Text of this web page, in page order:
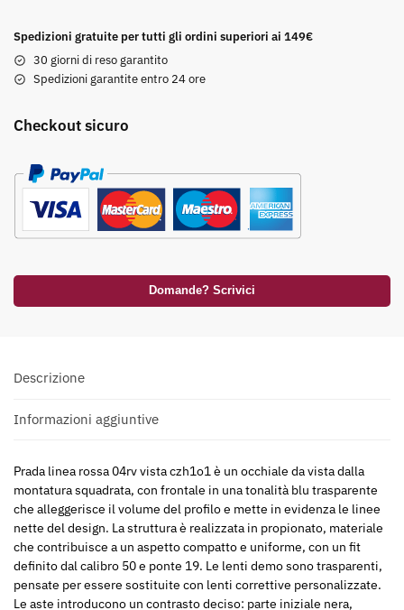
Spedizioni gratuite per tutti gli ordini superiori ai 149€
30 giorni di reso garantito
Spedizioni garantite entro 24 ore
Checkout sicuro
Domande? Scrivici
Descrizione
Informazioni aggiuntive
Prada linea rossa 04rv vista czh1o1 è un occhiale da vista dalla
montatura squadrata, con frontale in una tonalità blu trasparente
che alleggerisce il volume del profilo e mette in evidenza le linee
nette del design. La struttura è realizzata in propionato, materiale
che contribuisce a un aspetto compatto e uniforme, con un fit
definito dal calibro 50 e ponte 19. Le lenti demo sono trasparenti,
pensate per essere sostituite con lenti correttive personalizzate.
Le aste introducono un contrasto deciso: parte iniziale nera,